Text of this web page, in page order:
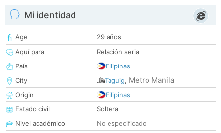
Mi identidad
Age
29 años
Aquí para
Relación seria
País
Filipinas
City
Taguig, Metro Manila
Origin
Filipinas
Estado civil
Soltera
Nivel académico
No especificado